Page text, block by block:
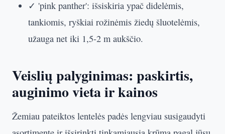
✓ 'pink panther': išsiskiria ypač didelėmis,
tankiomis, ryškiai rožinėmis žiedų šluotelėmis,
užauga net iki 1,5-2 m aukščio.
Veislių palyginimas: paskirtis,
auginimo vieta ir kainos
Žemiau pateiktos lentelės padės lengviau susigaudyti